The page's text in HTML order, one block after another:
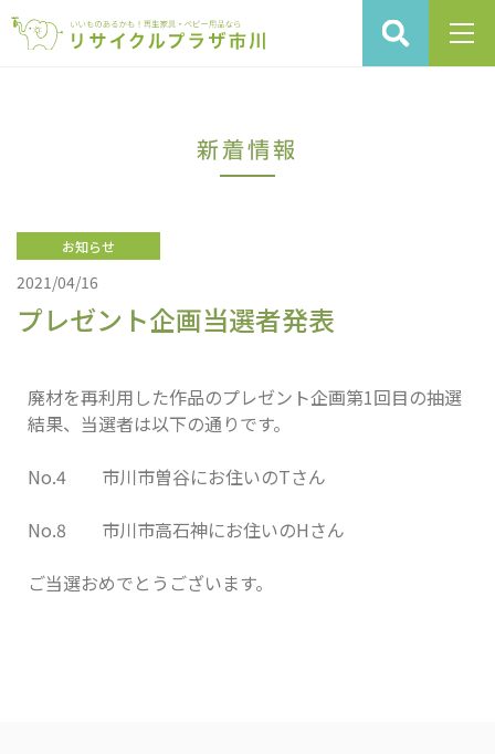
新着情報
お知らせ
2021/04/16
プレゼント企画当選者発表
廃材を再利用した作品のプレゼント企画第1回目の抽選
結果、当選者は以下の通りです。
No.4 市川市曽谷にお住いのTさん
No.8 市川市高石神にお住いのHさん
ご当選おめでとうございます。